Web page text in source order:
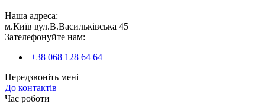
Наша адреса:
м.Київ вул.В.Васильківська 45
Зателефонуйте нам:
+38 068 128 64 64
Передзвоніть мені
До контактів
Час роботи